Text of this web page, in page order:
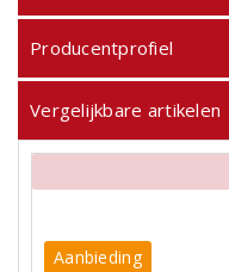
Producentprofiel
Vergelijkbare artikelen
Aanbieding